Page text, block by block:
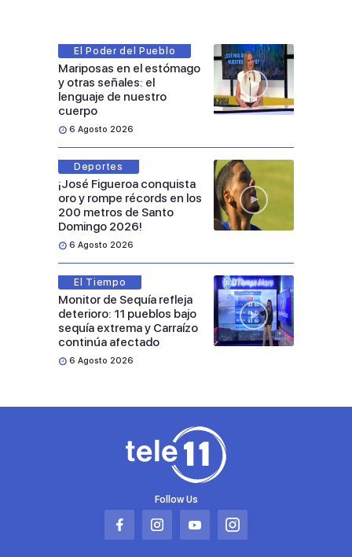
El Poder del Pueblo
Mariposas en el estómago
y otras señales: el
lenguaje de nuestro
cuerpo
6 Agosto 2026
Deportes
¡José Figueroa conquista
oro y rompe récords en los
200 metros de Santo
Domingo 2026!
6 Agosto 2026
El Tiempo
Monitor de Sequía refleja
deterioro: 11 pueblos bajo
sequía extrema y Carraízo
continúa afectado
6 Agosto 2026
Follow Us
Abrir
Abrir
Abrir
Abrir